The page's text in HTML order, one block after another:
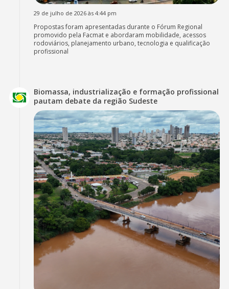
29 de julho de 2026 às 4:44 pm
Propostas foram apresentadas durante o Fórum Regional
promovido pela Facmat e abordaram mobilidade, acessos
rodoviários, planejamento urbano, tecnologia e qualificação
profissional
Biomassa, industrialização e formação profissional
pautam debate da região Sudeste